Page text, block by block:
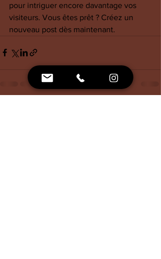
pour intriguer encore davantage vos
visiteurs. Vous êtes prêt ? Créez un
nouveau post dès maintenant.